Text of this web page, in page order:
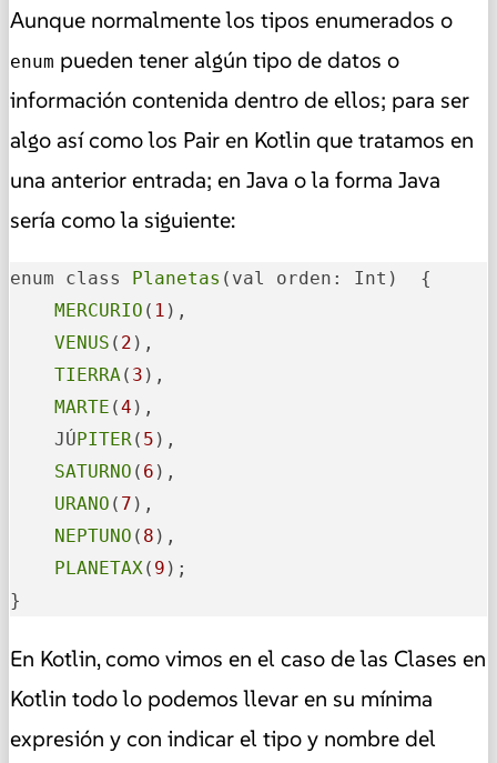
Aunque normalmente los tipos enumerados o
enum pueden tener algún tipo de datos o
información contenida dentro de ellos; para ser
algo así como los Pair en Kotlin que tratamos en
una anterior entrada; en Java o la forma Java
sería como la siguiente:
enum class Planetas (val orden: Int)  {
MERCURIO ( 1 ),
VENUS ( 2 ),
TIERRA( 3 ),
MARTE (4 ),
    JÚ
PITER( 5 ),
SATURNO ( 6 ),
URANO ( 7 ),
NEPTUNO ( 8 ),
PLANETAX( 9 );
}
En Kotlin, como vimos en el caso de las Clases en
Kotlin todo lo podemos llevar en su mínima
expresión y con indicar el tipo y nombre del